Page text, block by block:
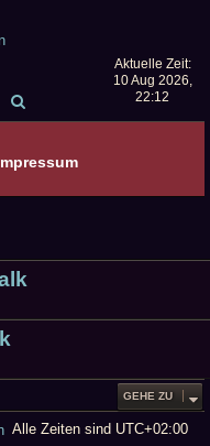
e
Aktuelle Zeit:
10 Aug 2026,
22:12
GEHE ZU
Alle Zeiten sind UTC+02:00